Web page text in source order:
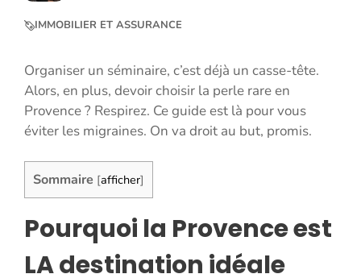
IMMOBILIER ET ASSURANCE
Organiser un séminaire, c’est déjà un casse-tête.
Alors, en plus, devoir choisir la perle rare en
Provence ? Respirez. Ce guide est là pour vous
éviter les migraines. On va droit au but, promis.
Sommaire [afficher]
Pourquoi la Provence est
LA destination idéale